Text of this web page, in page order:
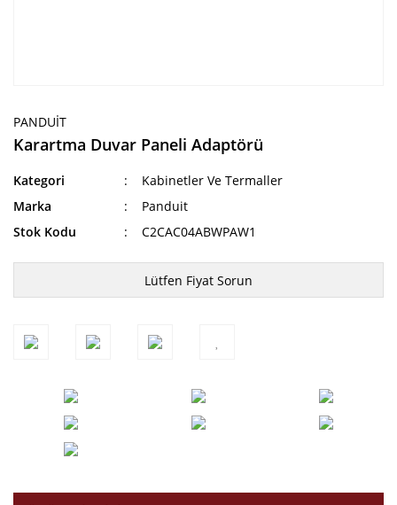
PANDUIT
Karartma Duvar Paneli Adaptörü
Kategori
Kabinetler Ve Termaller
Marka
Panduit
Stok Kodu
C2CAC04ABWPAW1
Lütfen Fiyat Sorun